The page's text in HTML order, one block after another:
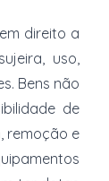
direito a
uso,
Bens não
de
remoção e